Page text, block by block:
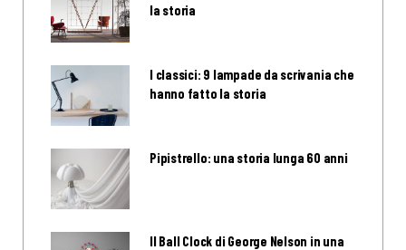
la storia
I classici: 9 lampade da scrivania che
hanno fatto la storia
Pipistrello: una storia lunga 60 anni
Il Ball Clock di George Nelson in una